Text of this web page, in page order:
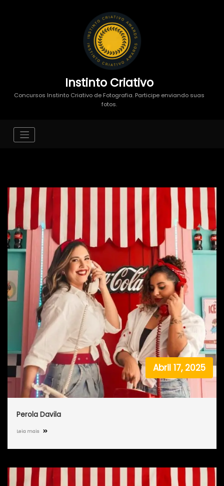
Instinto Criativo
Concursos Instinto Criativo de Fotografia. Participe enviando suas
fotos.
Abril 17, 2025
Perola Davila
Leia mais